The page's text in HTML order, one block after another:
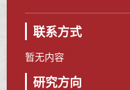
联系方式
暂无内容
研究方向